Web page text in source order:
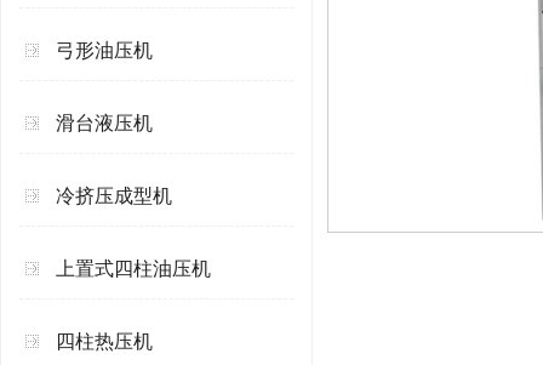
弓形油压机
滑台液压机
冷挤压成型机
上置式四柱油压机
四柱热压机